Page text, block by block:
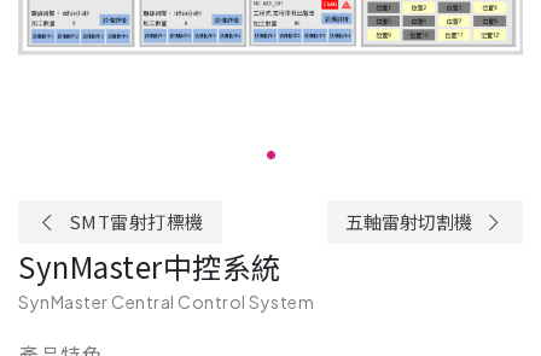
SMT雷射打標機 五軸雷射切割機
SynMaster中控系統
SynMaster Central Control System